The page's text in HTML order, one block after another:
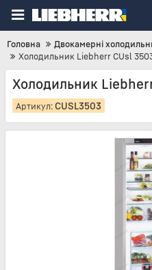
Головна
Двокамерні
Холодильник Liebherr CUsl
Холодильник
Артикул: CUSL3503